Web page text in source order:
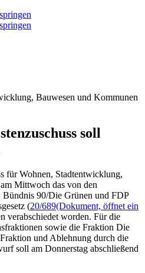
Bauwesen und Kommunen
soll
für Wohnen, Stadtentwicklung,
Mittwoch das von den
90/Die Grünen und FDP
(20/689(Dokument, öffnet ein
verabschiedet worden. Für die
sowie die Fraktion Die
und Ablehnung durch die
soll am Donnerstag abschließend